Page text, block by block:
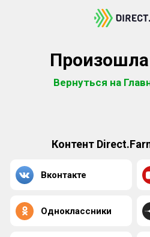
Вернуться на
Контент
Вконтакте
Одноклассники